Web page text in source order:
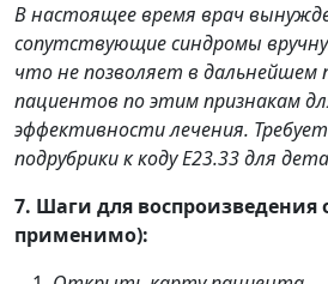
В настоящее время врач
сопутствующие синдромы
что не позволяет в дальнейшем
пациентов по этим признакам
эффективности лечения.
подрубрики к коду E23.33 для
7. Шаги для воспроизведения
применимо):